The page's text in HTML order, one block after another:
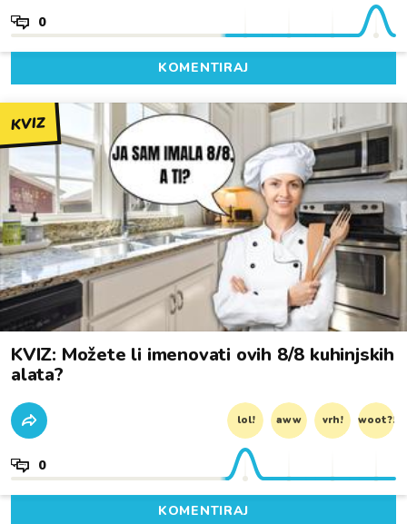
0
KOMENTIRAJ
KVIZ
KVIZ: Možete li imenovati ovih 8/8 kuhinjskih
alata?
lol! aww vrh! woot?!
0
KOMENTIRAJ